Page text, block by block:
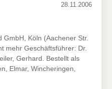
28.11.2006
GmbH, Köln (Aachener Str.
mehr Geschäftsführer: Dr.
Gerhard. Bestellt als
Elmar, Wincheringen,